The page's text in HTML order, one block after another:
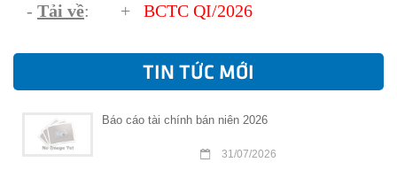
- Tải về: + BCTC QI/2026
TIN TỨC MỚI
Báo cáo tài chính bán niên 2026
31/07/2026